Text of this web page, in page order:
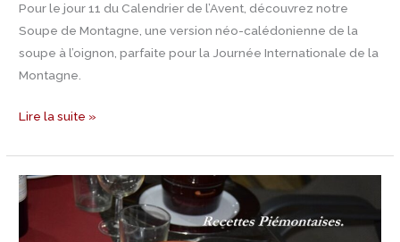
Pour le jour 11 du Calendrier de l’Avent, découvrez notre
Soupe de Montagne, une version néo-calédonienne de la
soupe à l’oignon, parfaite pour la Journée Internationale de la
Montagne.
Lire la suite »
Jour
9
Calendrier